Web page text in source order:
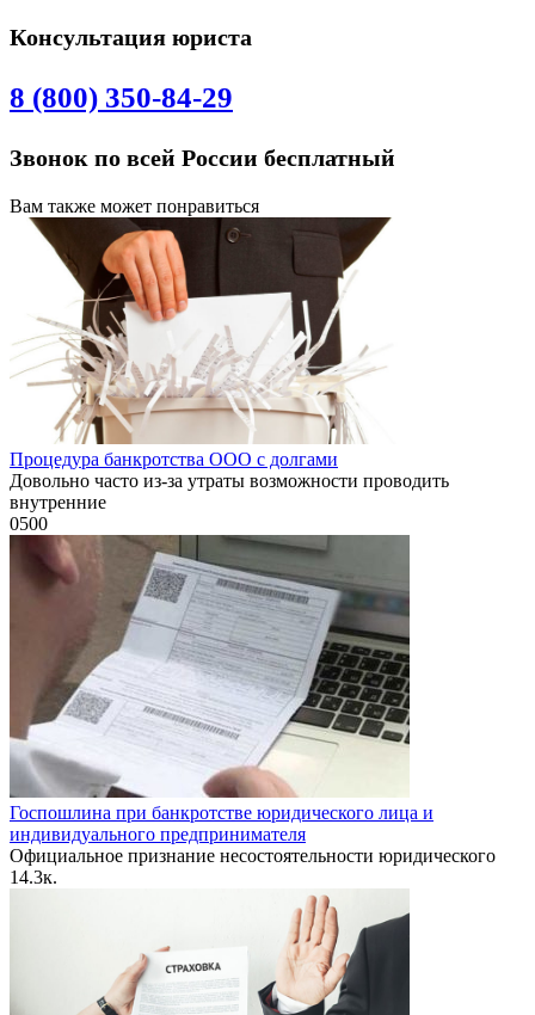
Консультация юриста
8 (800) 350-84-29
Звонок по всей России бесплатный
Вам также может понравиться
Процедура банкротства ООО с долгами
Довольно часто из-за утраты возможности проводить
внутренние
0500
Госпошлина при банкротстве юридического лица и
индивидуального предпринимателя
Официальное признание несостоятельности юридического
14.3к.